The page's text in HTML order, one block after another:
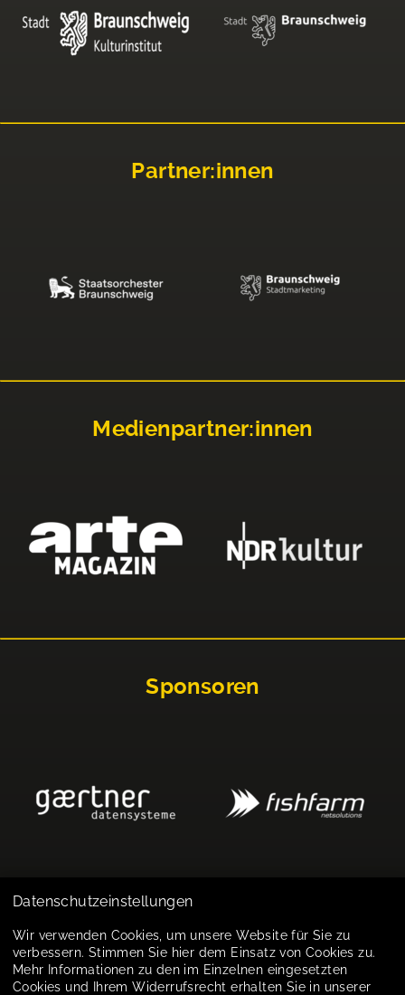
Partner:innen
Medienpartner:innen
Sponsoren
Impressum
Datenschutz
Datenschutzeinstellungen
Wir verwenden Cookies, um unsere Website für Sie zu
verbessern. Stimmen Sie hier dem Einsatz von Cookies zu.
Mehr Informationen zu den im Einzelnen eingesetzten
Cookies und Ihrem Widerrufsrecht erhalten Sie in unserer